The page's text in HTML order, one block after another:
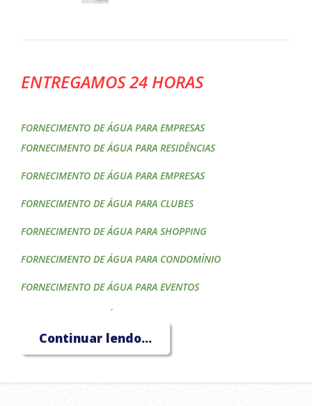
ENTREGAMOS 24 HORAS
FORNECIMENTO DE ÁGUA PARA EMPRESAS
FORNECIMENTO DE ÁGUA PARA RESIDÊNCIAS
FORNECIMENTO DE ÁGUA PARA EMPRESAS
FORNECIMENTO DE ÁGUA PARA CLUBES
FORNECIMENTO DE ÁGUA PARA SHOPPING
FORNECIMENTO DE ÁGUA PARA CONDOMÍNIO
FORNECIMENTO DE ÁGUA PARA EVENTOS
FORNECIMENTO DE ÁGUA PARA CONSTRUTORAS
FORNECIMENTO DE ÁGUA PARA HOTÉIS
Continuar lendo...